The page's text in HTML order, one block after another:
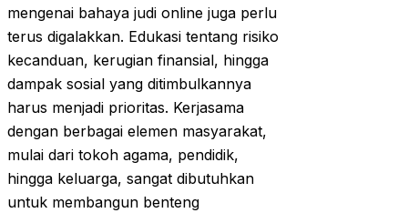
mengenai bahaya judi online juga perlu
terus digalakkan. Edukasi tentang risiko
kecanduan, kerugian finansial, hingga
dampak sosial yang ditimbulkannya
harus menjadi prioritas. Kerjasama
dengan berbagai elemen masyarakat,
mulai dari tokoh agama, pendidik,
hingga keluarga, sangat dibutuhkan
untuk membangun benteng